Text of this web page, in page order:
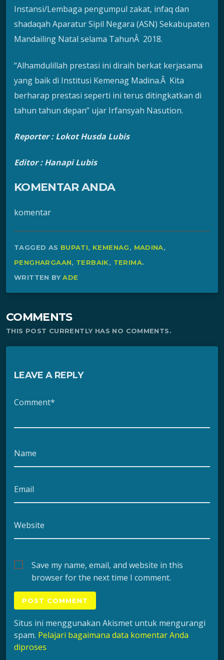
Instansi/Lembaga pengumpul zakat, infaq dan
shadaqah Aparatur Sipil Negara (ASN) Sekabupaten
Mandailing Natal selama TahunÂ 2018.
“Alhamdulillah prestasi ini diraih berkat kerjasama
yang baik di Institusi Kemenag Madina.Â Kita
berharap prestasi seperti ini terus ditingkatkan di
tahun tahun depan” ujar Irfansyah Nasution.
Reporter : Lokot Husda Lubis
Editor : Hanapi Lubis
KOMENTAR ANDA
komentar
TAGGED AS BUPATI, KEMENAG, MADINA,
PENGHARGAAN, TERBAIK, TERIMA.
WRITTEN BYADE
COMMENTS
THIS POST CURRENTLY HAS NO COMMENTS.
LEAVE A REPLY
Comment*
Name
Email
Website
Save my name, email, and website in this
browser for the next time I comment.
Situs ini menggunakan Akismet untuk mengurangi
spam. Pelajari bagaimana data komentar Anda
diproses